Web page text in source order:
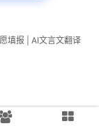
填报
AI文言文翻译